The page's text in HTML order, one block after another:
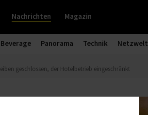
Nachrichten Magazin
Beverage Panorama Technik Netzwelt
geschlossen, der Hotelbetrieb eingeschränkt